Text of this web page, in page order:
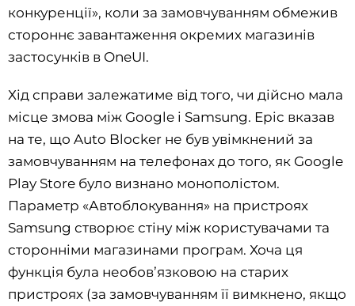
конкуренції», коли за замовчуванням обмежив
стороннє завантаження окремих магазинів
застосунків в OneUI.
Хід справи залежатиме від того, чи дійсно мала
місце змова між Google і Samsung. Epic вказав
на те, що Auto Blocker не був увімкнений за
замовчуванням на телефонах до того, як Google
Play Store було визнано монополістом.
Параметр «Автоблокування» на пристроях
Samsung створює стіну між користувачами та
сторонніми магазинами програм. Хоча ця
функція була необов’язковою на старих
пристроях (за замовчуванням її вимкнено, якщо